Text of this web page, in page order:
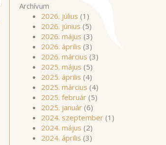
Archívum
2026. július (1)
2026. június (5)
2026. május (3)
2026. április (3)
2026. március (3)
2025. május (5)
2025. április (4)
2025. március (4)
2025. február (5)
2025. január (6)
2024. szeptember (1)
2024. május (2)
2024. április (3)